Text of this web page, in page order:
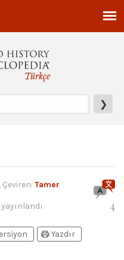
Türkçe
❯
, Çeviren: Tamer
4
printYazdır